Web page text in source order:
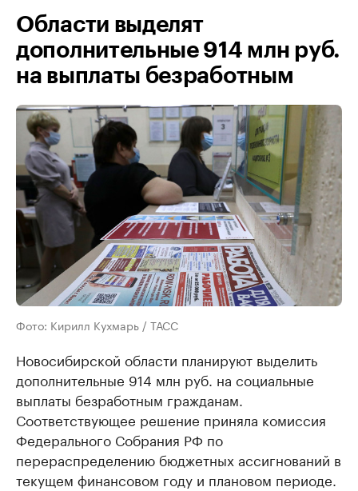
Области выделят
дополнительные 914 млн руб.
на выплаты безработным
Фото: Кирилл Кухмарь / ТАСС
Новосибирской области планируют выделить
дополнительные 914 млн руб. на социальные
выплаты безработным гражданам.
Соответствующее решение приняла комиссия
Федерального Собрания РФ по
перераспределению бюджетных ассигнований в
текущем финансовом году и плановом периоде.